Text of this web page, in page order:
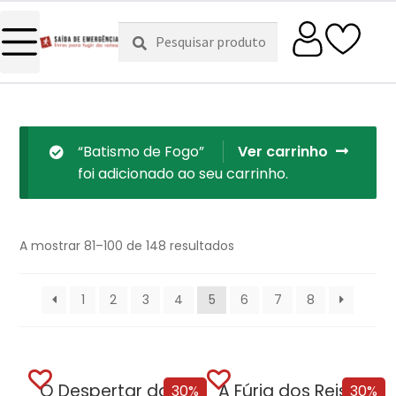
Pesquisar
por:
Pesquisa
Ver carrinho
“Batismo de Fogo”
foi adicionado ao seu carrinho.
A mostrar 81–100 de 148 resultados
1 2 3 4 5 6 7 8
30%
O Despertar da Magia (Edição especial limitada)
30%
A Fúria dos Reis (Edição especial limitada)